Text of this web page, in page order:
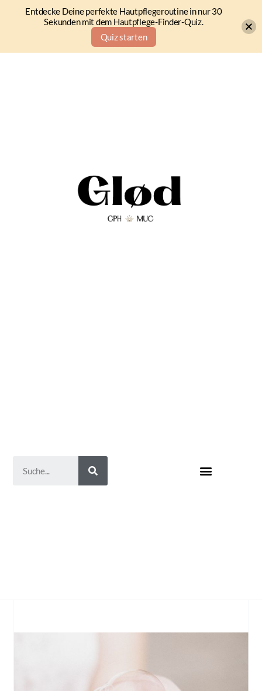
Entdecke Deine perfekte Hautpflegeroutine in nur 30
Sekunden mit dem Hautpflege-Finder-Quiz.
Quiz starten